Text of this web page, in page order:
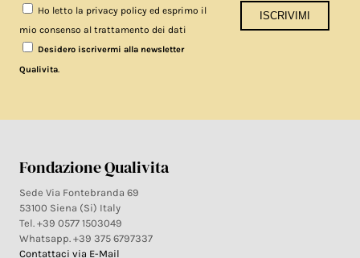
Ho letto la privacy policy ed esprimo il
mio consenso al trattamento dei dati
Desidero iscrivermi alla newsletter
Qualivita
Fondazione Qualivita
Sede Via Fontebranda 69
53100 Siena (Si) Italy
Tel. +39 0577 1503049
Whatsapp. +39 375 6797337
Contattaci via E-Mail